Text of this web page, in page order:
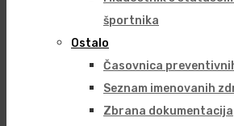
športnika
Ostalo
Časovnica
Seznam imenovanih
Zbrana dokumentacija